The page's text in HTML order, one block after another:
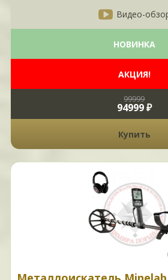
Видео-
НОВИНКА
АКЦИЯ!
99999
94999 ₽
Купить